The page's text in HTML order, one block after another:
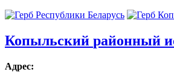
Копыльский районный
Адрес: